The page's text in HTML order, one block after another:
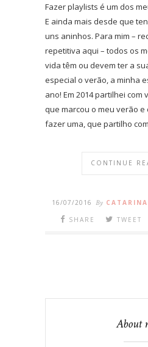
Fazer playlists é um dos
E ainda mais desde que
uns aninhos. Para mim –
repetitiva aqui – todos os
vida têm ou devem ter a
especial o verão, a minha
ano! Em 2014 partilhei com
que marcou o meu verão e
fazer uma, que partilho
CONTINUE
16/07/2016 By
SHARE
TWEET
About